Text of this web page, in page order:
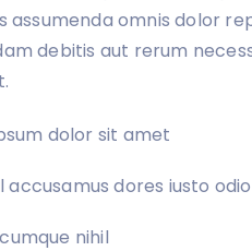
assumenda omnis dolor
debitis aut rerum
dolor sit amet
accusamus dores iusto odio
nihil